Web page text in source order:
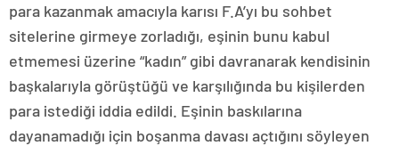
para kazanmak amacıyla karısı F.A’yı bu sohbet
sitelerine girmeye zorladığı, eşinin bunu kabul
etmemesi üzerine “kadın” gibi davranarak kendisinin
başkalarıyla görüştüğü ve karşılığında bu kişilerden
para istediği iddia edildi. Eşinin baskılarına
dayanamadığı için boşanma davası açtığını söyleyen